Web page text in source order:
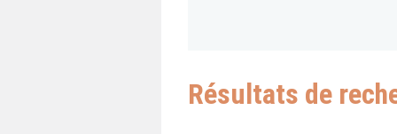
Résultats de